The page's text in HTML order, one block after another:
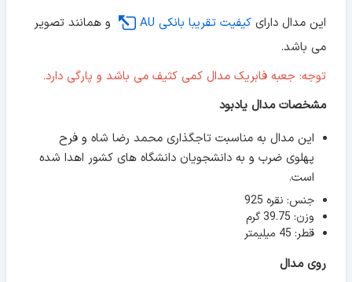
این مدال دارای کیفیت تقریبا بانکی AU
و همانند تصویر
می باشد.
توجه: جعبه فابریک مدال کمی کثیف می باشد و پارگی دارد.
مشخصات مدال یادبود
این مدال به مناسبت تاجگذاری محمد رضا شاه و فرح
پهلوی ضرب و به دانشجویان دانشگاه های کشور اهدا شده
است.
جنس: نقره 925
وزن: 39.75 گرم
قطر: 45 میلیمتر
روی مدال